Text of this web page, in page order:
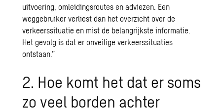
uitvoering,omleidingsroutes en adviezen. Een
weggebruiker verliest dan het overzicht over de
verkeerssituatie en mistde belangrijkste informatie.
Het gevolg is dat er onveilige verkeerssituaties
ontstaan.”
2. Hoe komt het dat er soms
zo veel borden achter